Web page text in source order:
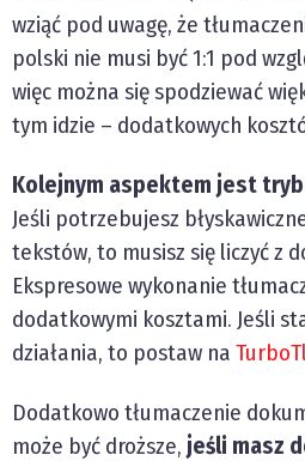
wziąć pod uwagę, że
polski nie musi być 1:1 pod
więc można się spodziewać
tym idzie – dodatkowych
Kolejnym aspektem jest
Jeśli potrzebujesz
tekstów, to musisz się liczyć z
Ekspresowe wykonanie
dodatkowymi kosztami. Jeśli
działania, to postaw na
Dodatkowo tłumaczenie
może być droższe, jeśli masz